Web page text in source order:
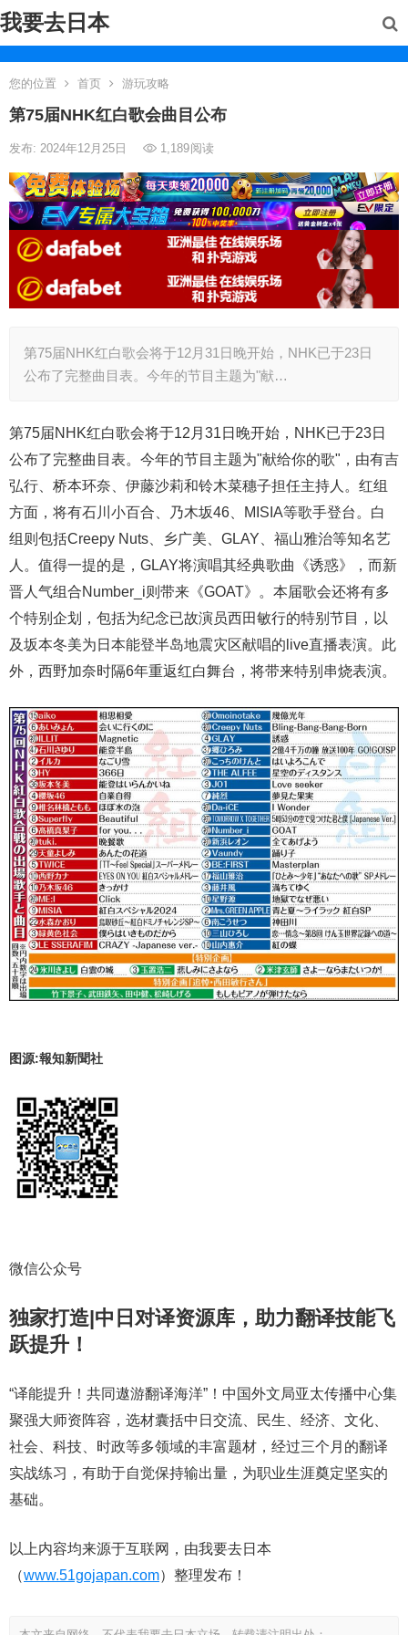
我要去日本
您的位置 首页 游玩攻略
第75届NHK红白歌会曲目公布
发布: 2024年12月25日 1,189阅读
第75届NHK红白歌会将于12月31日晚开始，NHK已于23日
公布了完整曲目表。今年的节目主题为"献…
第75届NHK红白歌会将于12月31日晚开始，NHK已于23日
公布了完整曲目表。今年的节目主题为"献给你的歌"，由有吉
弘行、桥本环奈、伊藤沙莉和铃木菜穗子担任主持人。红组
方面，将有石川小百合、乃木坂46、MISIA等歌手登台。白
组则包括Creepy Nuts、乡广美、GLAY、福山雅治等知名艺
人。值得一提的是，GLAY将演唱其经典歌曲《诱惑》，而新
晋人气组合Number_i则带来《GOAT》。本届歌会还将有多
个特别企划，包括为纪念已故演员西田敏行的特别节目，以
及坂本冬美为日本能登半岛地震灾区献唱的live直播表演。此
外，西野加奈时隔6年重返红白舞台，将带来特别串烧表演。
图源:報知新聞社
微信公众号
独家打造|中日对译资源库，助力翻译技能飞
跃提升！
“译能提升！共同遨游翻译海洋”！中国外文局亚太传播中心集
聚强大师资阵容，选材囊括中日交流、民生、经济、文化、
社会、科技、时政等多领域的丰富题材，经过三个月的翻译
实战练习，有助于自觉保持输出量，为职业生涯奠定坚实的
基础。
以上内容均来源于互联网，由我要去日本
（www.51gojapan.com）整理发布！